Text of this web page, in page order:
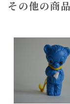
その他の商品